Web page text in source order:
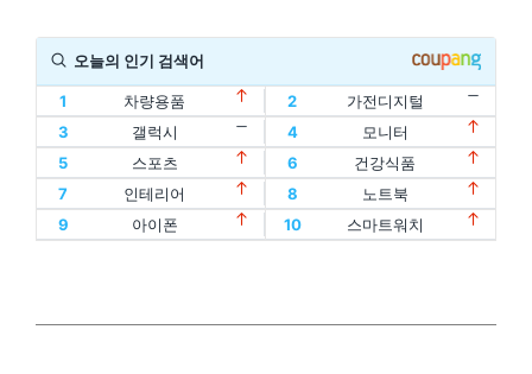
오늘의 인기 검색어
1
차량용품
11
할인
1
차량용품
11
할인
2
가전디지털
12
디지털기기
2
가전디지털
12
디지털기기
3
갤럭시
13
인텔
3
갤럭시
13
인텔
4
모니터
14
oled
4
모니터
14
oled
5
스포츠
15
홈트
5
스포츠
15
홈트
6
건강식품
16
아이패드
6
건강식품
16
아이패드
7
인테리어
17
에어팟
7
인테리어
8
노트북
18
맥북
8
노트북
9
아이폰
19
폴드
10
스마트워치
20
플립